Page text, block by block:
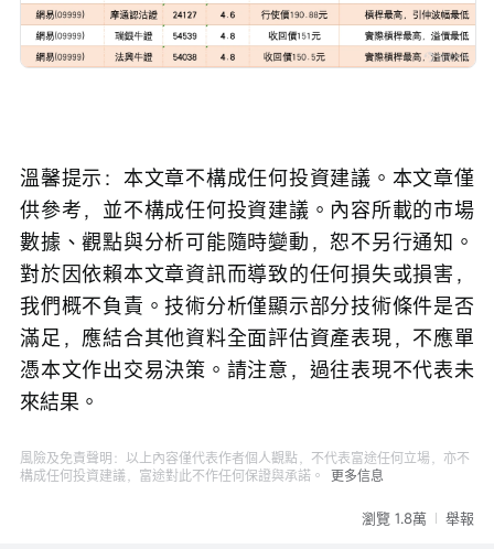
溫馨提示：本文章不構成任何投資建議。本文章僅
供參考，並不構成任何投資建議。內容所載的市場
數據、觀點與分析可能隨時變動，恕不另行通知。
對於因依賴本文章資訊而導致的任何損失或損害，
我們概不負責。技術分析僅顯示部分技術條件是否
滿足，應結合其他資料全面評估資產表現，不應單
憑本文作出交易決策。請注意，過往表現不代表未
來結果。
風險及免責聲明：以上內容僅代表作者個人觀點，不代表富途任何立場，亦不
構成任何投資建議，富途對此不作任何保證與承諾。
更多信息
瀏覽 1.8萬 舉報